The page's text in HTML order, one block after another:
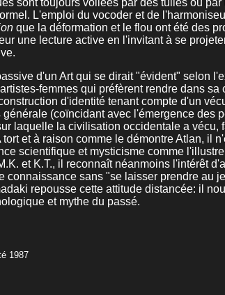
sont toujours voilées par des tulles ou
L'emploi du vocoder et de
que la déformation et le flou ont été des
une lecture active en l'invitant à se
d'un Art qui se dirait "évident" selon
femmes qui préfèrent rendre dans
d'identité tenant compte d'un
(coïncidant avec l'émergence des
laquelle la civilisation occidentale a
et à raison comme le démontre Atlan, il
scientifique et mysticisme comme
et K.T., il reconnaît néanmoins l'intérêt
connaissance sans "se laisser prendre au
repousse cette attitude distancée: il
et mythe du passé.
1987